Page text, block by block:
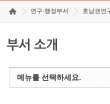
연구·행정부서 호남권연
부서 소개
메뉴를 선택하세요.